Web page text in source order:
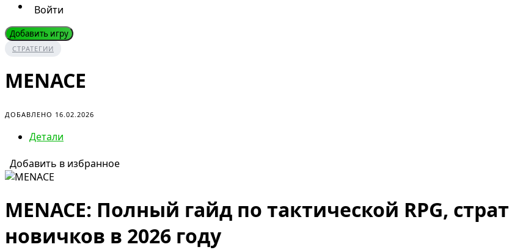
Войти
Добавить игру
СТРАТЕГИИ
MENACE
ДОБАВЛЕНО 16.02.2026
Детали
Добавить в избранное
MENACE: Полный гайд по тактической RPG,
новичков в 2026 году